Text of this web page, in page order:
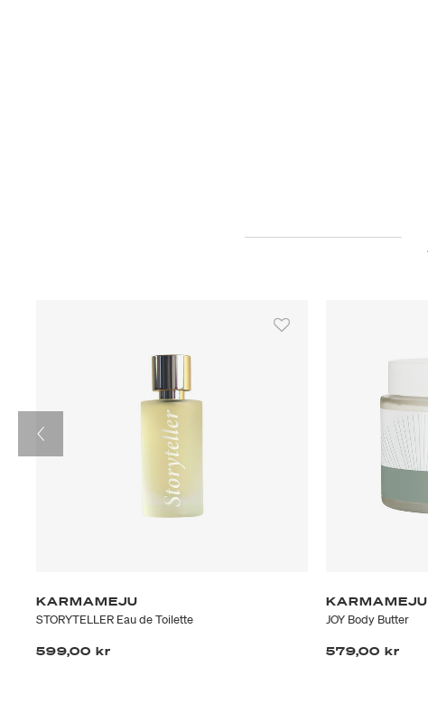
KARMAMEJU
STORYTELLER Eau de Toilette
599,00 kr
KARMAMEJU
JOY Body Butter
579,00 kr